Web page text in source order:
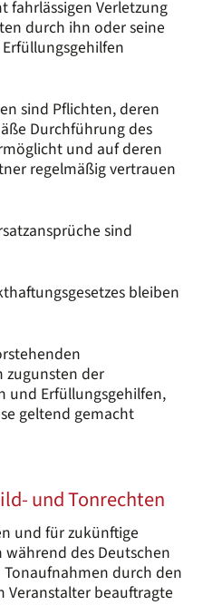
fahrlässigen Verletzung
durch ihn oder seine
sind Pflichten, deren
Durchführung des
und auf deren
regelmäßig vertrauen
sind
bleiben
zugunsten der
und Erfüllungsgehilfen,
geltend gemacht
und Tonrechten
und für zukünftige
des Deutschen
durch den
Veranstalter beauftragte